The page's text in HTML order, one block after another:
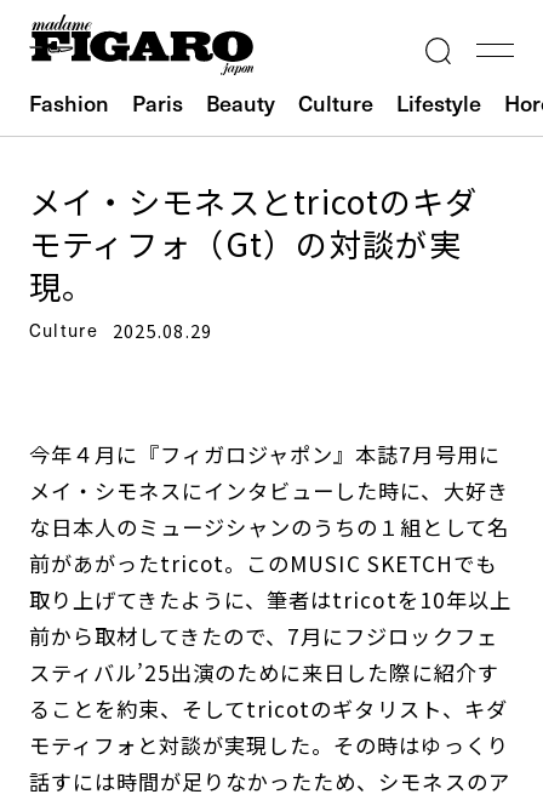
Fashion Paris Beauty Culture Lifestyle
メイ・シモネスとtricotのキダ
モティフォ（Gt）の対談が実
現。
Culture 2025.08.29
今年４月に『フィガロジャポン』本誌7月号用に
メイ・シモネスにインタビューした時に、大好き
な日本人のミュージシャンのうちの１組として名
前があがったtricot。このMUSIC SKETCHでも
取り上げてきたように、筆者はtricotを10年以上
前から取材してきたので、7月にフジロックフェ
スティバル’25出演のために来日した際に紹介す
ることを約束、そしてtricotのギタリスト、キダ
モティフォと対談が実現した。その時はゆっくり
話すには時間が足りなかったため、シモネスのア